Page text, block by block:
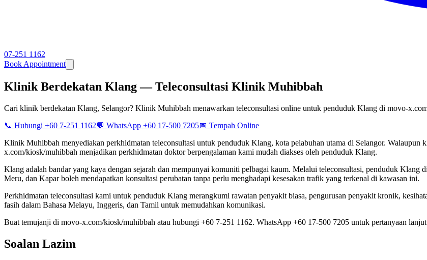
07-251 1162
Book Appointment
Klinik Berdekatan Klang — Teleconsultasi Klinik Muhibbah
Cari klinik berdekatan Klang, Selangor? Klinik Muhibbah menawarkan teleconsultasi online untuk penduduk Klang di movo-
📞 Hubungi +60 7-251 1162💬 WhatsApp +60 17-500 7205📅 Tempah Online
Klinik Muhibbah menyediakan perkhidmatan teleconsultasi untuk penduduk Klang, kota pelabuhan utama di Selangor.
x.com/kiosk/muhibbah menjadikan perkhidmatan doktor berpengalaman kami mudah diakses oleh penduduk Klang.
Klang adalah bandar yang kaya dengan sejarah dan mempunyai komuniti pelbagai kaum. Melalui teleconsultasi, penduduk
Meru, dan Kapar boleh mendapatkan konsultasi perubatan tanpa perlu menghadapi kesesakan trafik yang terkenal di kawasan ini.
Perkhidmatan teleconsultasi kami untuk penduduk Klang merangkumi rawatan penyakit biasa, pengurusan penyakit kronik,
fasih dalam Bahasa Melayu, Inggeris, dan Tamil untuk memudahkan komunikasi.
Buat temujanji di movo-x.com/kiosk/muhibbah atau hubungi +60 7-251 1162. WhatsApp +60 17-500 7205 untuk pertanyaan
Soalan Lazim